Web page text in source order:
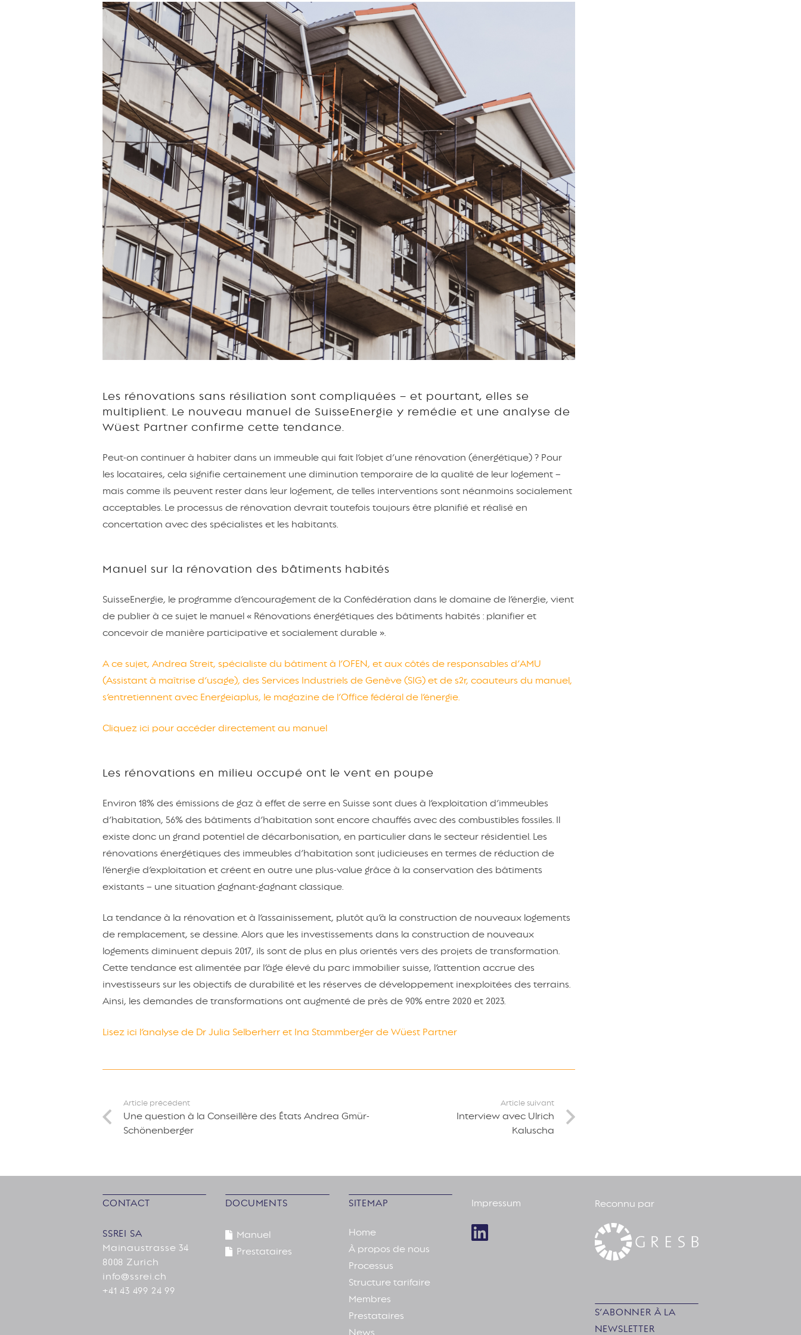
Les rénovations sans résiliation sont compliquées – et pourtant, elles se
multiplient. Le nouveau manuel de SuisseEnergie y remédie et une analyse de
Wüest Partner confirme cette tendance.
Peut-on continuer à habiter dans un immeuble qui fait l’objet d’une rénovation (énergétique) ? Pour
les locataires, cela signifie certainement une diminution temporaire de la qualité de leur logement –
mais comme ils peuvent rester dans leur logement, de telles interventions sont néanmoins socialement
acceptables. Le processus de rénovation devrait toutefois toujours être planifié et réalisé en
concertation avec des spécialistes et les habitants.
Manuel sur la rénovation des bâtiments habités
SuisseEnergie, le programme d’encouragement de la Confédération dans le domaine de l’énergie, vient
de publier à ce sujet le manuel « Rénovations énergétiques des bâtiments habités : planifier et
concevoir de manière participative et socialement durable ».
A ce sujet, Andrea Streit, spécialiste du bâtiment à l’OFEN, et aux côtés de responsables d’AMU
(Assistant à maîtrise d’usage), des Services Industriels de Genève (SIG) et de s2r, coauteurs du manuel,
s’entretiennent avec Energeiaplus, le magazine de l’Office fédéral de l’énergie.
Cliquez ici pour accéder directement au manuel
Les rénovations en milieu occupé ont le vent en poupe
Environ 18% des émissions de gaz à effet de serre en Suisse sont dues à l’exploitation d’immeubles
d’habitation, 56% des bâtiments d’habitation sont encore chauffés avec des combustibles fossiles. Il
existe donc un grand potentiel de décarbonisation, en particulier dans le secteur résidentiel. Les
rénovations énergétiques des immeubles d’habitation sont judicieuses en termes de réduction de
l’énergie d’exploitation et créent en outre une plus-value grâce à la conservation des bâtiments
existants – une situation gagnant-gagnant classique.
La tendance à la rénovation et à l’assainissement, plutôt qu’à la construction de nouveaux logements
de remplacement, se dessine. Alors que les investissements dans la construction de nouveaux
logements diminuent depuis 2017, ils sont de plus en plus orientés vers des projets de transformation.
Cette tendance est alimentée par l’âge élevé du parc immobilier suisse, l’attention accrue des
investisseurs sur les objectifs de durabilité et les réserves de développement inexploitées des terrains.
Ainsi, les demandes de transformations ont augmenté de près de 90% entre 2020 et 2023.
Lisez ici l’analyse de Dr Julia Selberherr et Ina Stammberger de Wüest Partner
Article précédent
Une question à la Conseillère des États Andrea Gmür-
Schönenberger
Article suivant
Interview avec Ulrich
Kaluscha
CONTACT
SSREI SA
Mainaustrasse 34
8008 Zurich
info@ssrei.ch
+41 43 499 24 99
DOCUMENTS
Manuel
Prestataires
SITEMAP
Home
À propos de nous
Processus
Structure tarifaire
Membres
Prestataires
News
Impressum Reconnu par
S’ABONNER À LA
NEWSLETTER